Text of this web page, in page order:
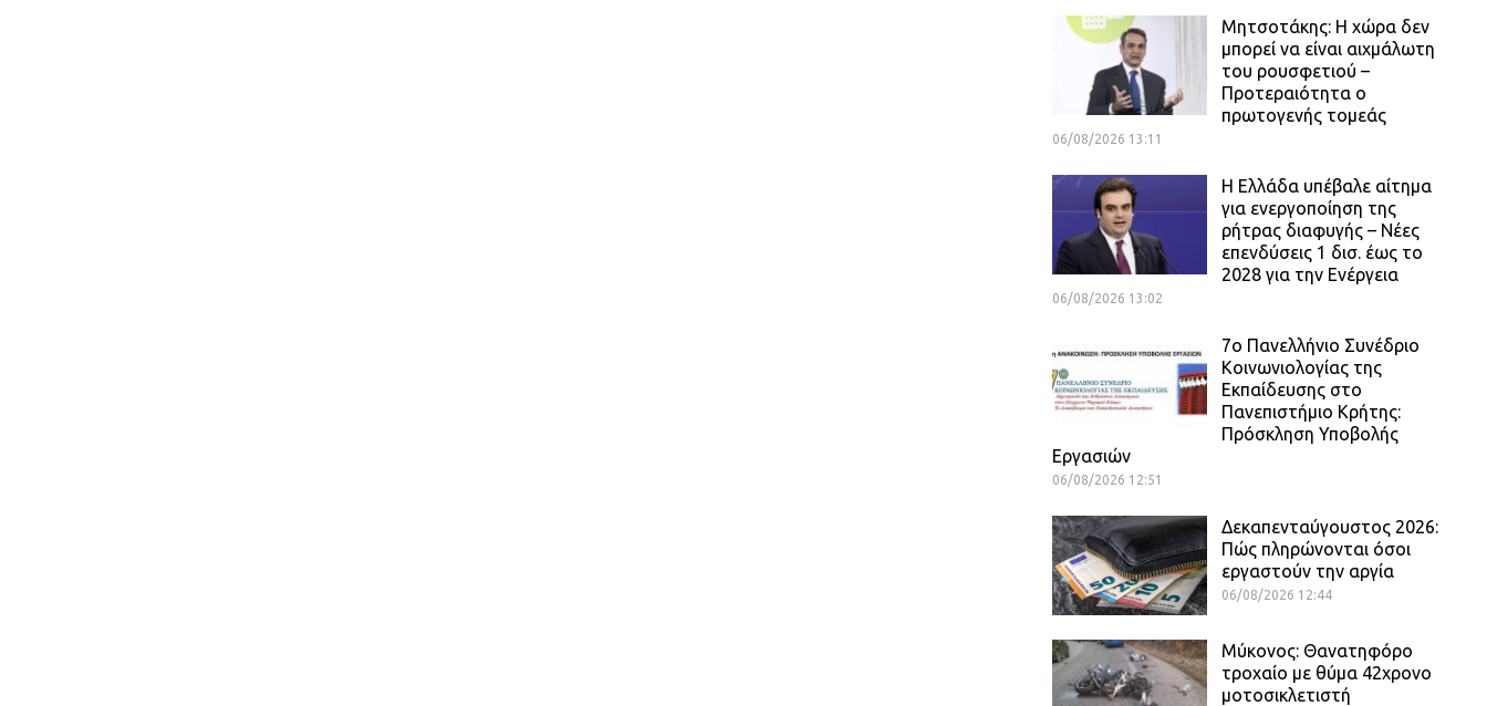
Μητσοτάκης: Η χώρα δεν
μπορεί να είναι αιχμάλωτη
του ρουσφετιού –
Προτεραιότητα ο
πρωτογενής τομεάς
06/08/2026 13:11
Η Ελλάδα υπέβαλε αίτημα
για ενεργοποίηση της
ρήτρας διαφυγής – Νέες
επενδύσεις 1 δισ. έως το
2028 για την Ενέργεια
06/08/2026 13:02
7ο Πανελλήνιο Συνέδριο
Κοινωνιολογίας της
Εκπαίδευσης στο
Πανεπιστήμιο Κρήτης:
Πρόσκληση Υποβολής
Εργασιών
06/08/2026 12:51
Δεκαπενταύγουστος 2026:
Πώς πληρώνονται όσοι
εργαστούν την αργία
06/08/2026 12:44
Μύκονος: Θανατηφόρο
τροχαίο με θύμα 42χρονο
μοτοσικλετιστή